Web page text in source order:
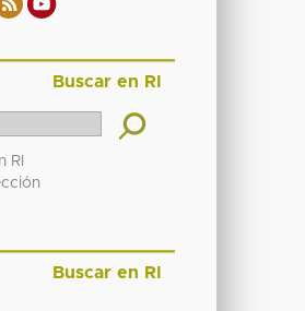
Buscar en RI
RI
Buscar en RI